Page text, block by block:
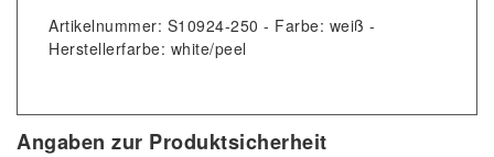
Artikelnummer: S10924-250 - Farbe: weiß -
Herstellerfarbe: white/peel
Angaben zur Produktsicherheit